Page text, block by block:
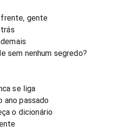
frente, gente
sem nenhum segredo?
se liga
ano passado
o dicionário